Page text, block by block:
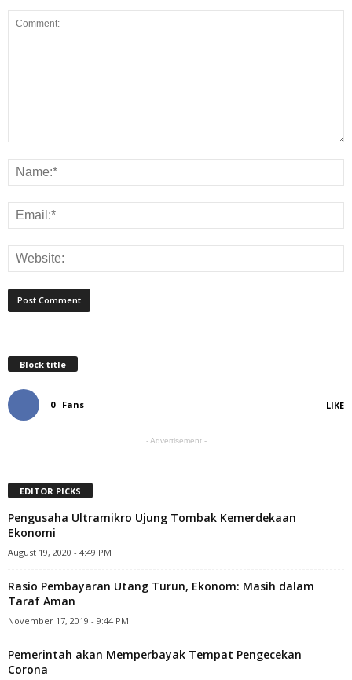
Block title
0 Fans LIKE
- Advertisement -
EDITOR PICKS
Pengusaha Ultramikro Ujung Tombak Kemerdekaan
Ekonomi
August 19, 2020 - 4:49 PM
Rasio Pembayaran Utang Turun, Ekonom: Masih dalam
Taraf Aman
November 17, 2019 - 9:44 PM
Pemerintah akan Memperbayak Tempat Pengecekan
Corona